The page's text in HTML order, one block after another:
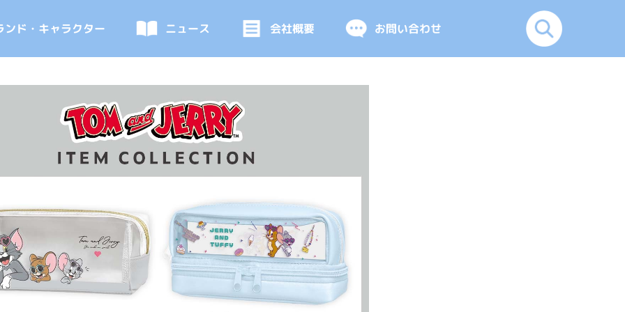
ンド・キャラクター ニュース 会社概要 お問い合わせ